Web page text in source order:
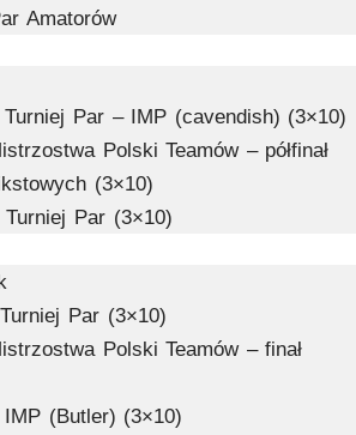
Amatorów
Par – IMP (cavendish) (3×10)
Polski Teamów – półfinał
(3×10)
Par (3×10)
Par (3×10)
Polski Teamów – finał
(Butler) (3×10)